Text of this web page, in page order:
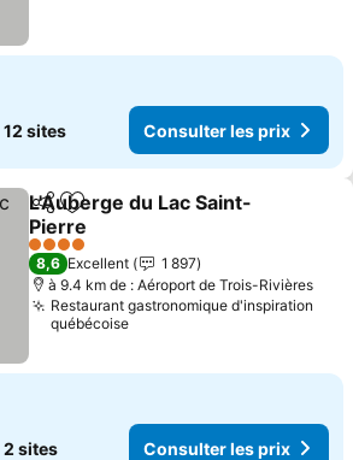
12 sites Consulter les prix
PartagerAjouter à mes favoris
L'Auberge du Lac Saint-
Pierre
4 Étoiles
8,6 Excellent
1 897
à 9.4 km de : Aéroport de Trois-Rivières
Restaurant gastronomique d'inspiration
québécoise
2 sites Consulter les prix